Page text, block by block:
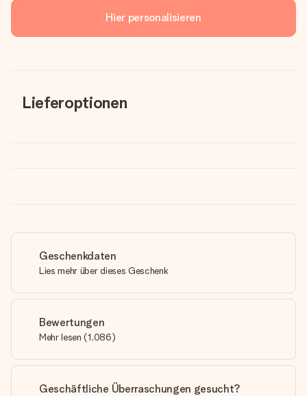
Hier personalisieren
Lieferoptionen
Geschenkdaten
Lies mehr über dieses Geschenk
Bewertungen
Mehr lesen (1,086)
Geschäftliche Überraschungen gesucht?